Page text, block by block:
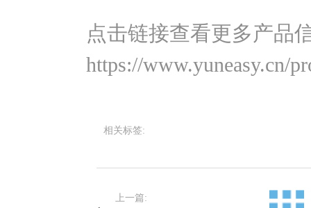
点击链接查看更多产品
https://www.yuneasy.cn/
相关标签:
上一篇: